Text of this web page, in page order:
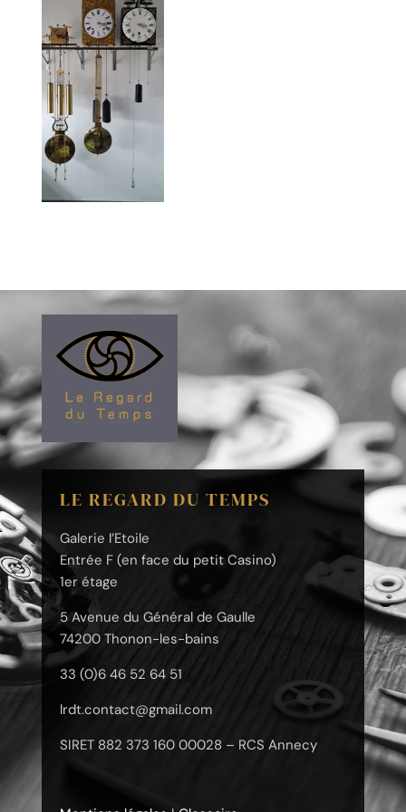
LE REGARD DU TEMPS
Galerie l’Etoile
Entrée F (en face du petit Casino)
1er étage
5 Avenue du Général de Gaulle
74200 Thonon-les-bains
33 (0)6 46 52 64 51
lrdt.contact@gmail.com
SIRET 882 373 160 00028 – RCS Annecy